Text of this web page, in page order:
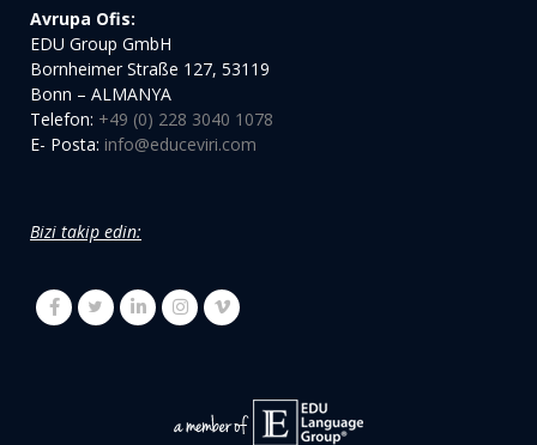
Avrupa Ofis:
EDU Group GmbH
Bornheimer Straße 127, 53119
Bonn – ALMANYA
Telefon: +49 (0) 228 3040 1078
E- Posta: info@educeviri.com
Bizi takip edin: